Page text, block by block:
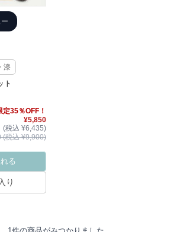
漆
ト
定35％OFF！
¥5,850
(税込 ¥6,435)
(税込 ¥9,900)
る
り